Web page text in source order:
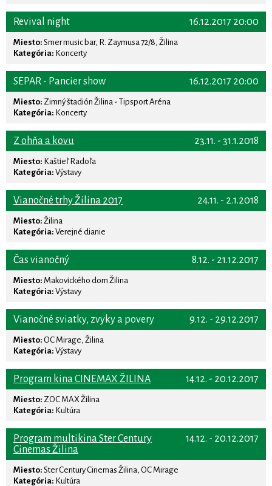
16.12.2017 20:00
Revival night
Miesto: Smer music bar, R. Zaymusa 72/8, Žilina
Kategória: Koncerty
16.12.2017 20:00
SEPAR - Pancier show
Miesto: Zimný štadión Žilina - Tipsport Aréna
Kategória: Koncerty
23.11. - 31.1.2018
Z ohňa a kovu
Miesto: Kaštieľ Radoľa
Kategória: Výstavy
24.11. - 2.1.2018
Vianočné trhy Žilina 2017
Miesto: Žilina
Kategória: Verejné dianie
8.12. - 21.12.2017
Čas vianočný
Miesto: Makovického dom Žilina
Kategória: Výstavy
9.12. - 29.12.2017
Vianočné sviatky, zvyky a povery
Miesto: OC Mirage, Žilina
Kategória: Výstavy
14.12. - 20.12.2017
Program kina CINEMAX ŽILINA
Miesto: ZOC MAX Žilina
Kategória: Kultúra
14.12. - 20.12.2017
Program multikina Ster Century
Cinemas Žilina
Miesto: Ster Century Cinemas Žilina, OC Mirage
Kategória: Kultúra